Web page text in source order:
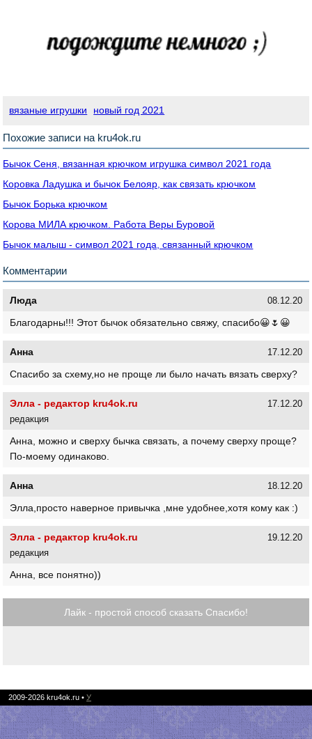
вязаные игрушки новый год 2021
Похожие записи на kru4ok.ru
Бычок Сеня, вязанная крючком игрушка символ 2021 года
Коровка Ладушка и бычок Белояр, как связать крючком
Бычок Борька крючком
Корова МИЛА крючком. Работа Веры Буровой
Бычок малыш - символ 2021 года, связанный крючком
Комментарии
Люда 08.12.20
Благодарны!!! Этот бычок обязательно свяжу, спасибо😀🌷😀
Анна 17.12.20
Спасибо за схему,но не проще ли было начать вязать сверху?
Элла - редактор kru4ok.ru
редакция
17.12.20
Анна, можно и сверху бычка связать, а почему сверху проще?
По-моему одинаково.
Анна 18.12.20
Элла,просто наверное привычка ,мне удобнее,хотя кому как :)
Элла - редактор kru4ok.ru
редакция
19.12.20
Анна, все понятно))
Лайк - простой способ сказать Спасибо!
2009-2026 kru4ok.ru • У